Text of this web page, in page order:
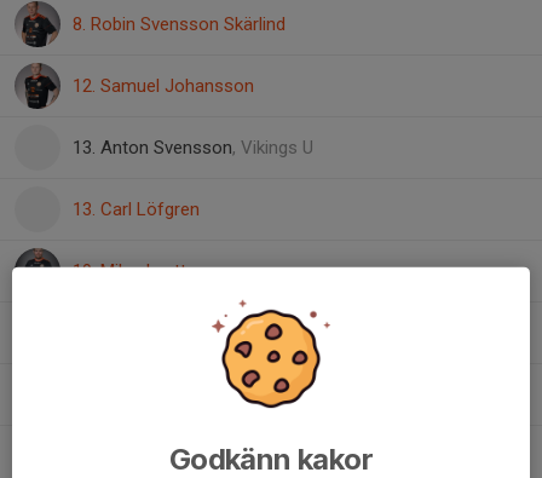
8. Robin Svensson Skärlind
12. Samuel Johansson
13. Anton Svensson, Vikings U
13. Carl Löfgren
19. Mikael pettersson
20. Christian Henrysson
40. Linus StrindgårdGodkänn kakor